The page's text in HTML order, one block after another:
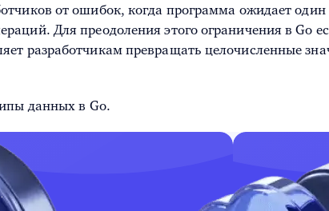
от ошибок, когда программа ожидает
Для преодоления этого ограничения в Go
разработчикам превращать целочисленные
данных в Go.